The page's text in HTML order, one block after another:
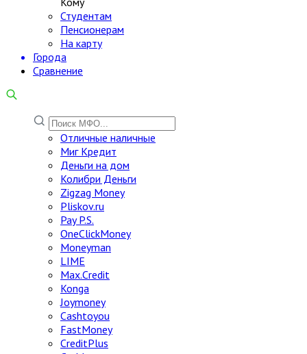
Студентам
Пенсионерам
На карту
Города
Сравнение
Отличные наличные
Миг Кредит
Деньги на дом
Колибри Деньги
Zigzag Money
Pliskov.ru
Pay P.S.
OneClickMoney
Moneyman
LIME
Max.Credit
Konga
Joymoney
Cashtoyou
FastMoney
CreditPlus